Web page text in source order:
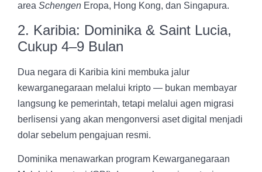
area Schengen Eropa, Hong Kong, dan Singapura.
2. Karibia: Dominika & Saint Lucia,
Cukup 4–9 Bulan
Dua negara di Karibia kini membuka jalur
kewarganegaraan melalui kripto — bukan membayar
langsung ke pemerintah, tetapi melalui agen migrasi
berlisensi yang akan mengonversi aset digital menjadi
dolar sebelum pengajuan resmi.
Dominika menawarkan program Kewarganegaraan